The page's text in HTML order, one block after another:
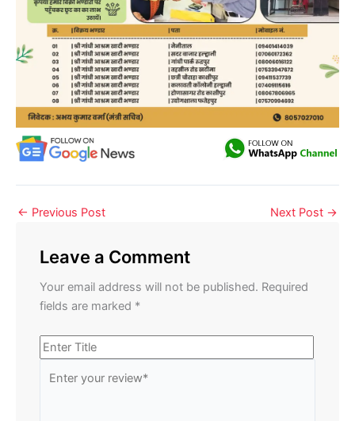
← Previous Post Next Post →
Leave a Comment
Your email address will not be published. Required
fields are marked *